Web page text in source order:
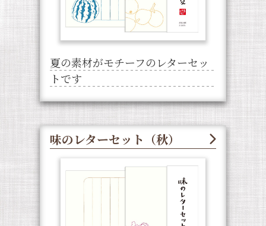
夏の素材がモチーフのレターセッ
トです
味のレターセット（秋）